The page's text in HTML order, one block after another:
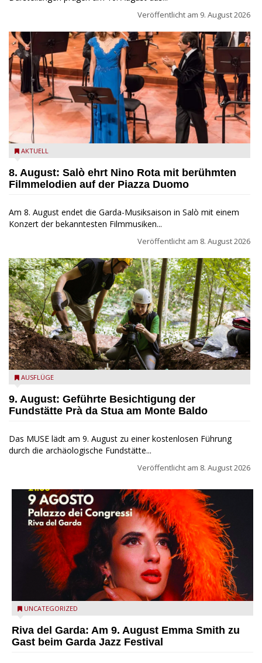
Veröffentlicht am 9. August 2026
Estate Musicale del Garda: Salò ehrt Nino Rota
AKTUELL
8. August: Salò ehrt Nino Rota mit berühmten
Filmmelodien auf der Piazza Duomo
Am 8. August endet die Garda-Musiksaison in Salò mit einem
Konzert der bekanntesten Filmmusiken...
Veröffentlicht am 8. August 2026
die archäologische Fundstätte Riparo Prà da Stua am Monte
AUSFLÜGE
9. August: Geführte Besichtigung der
Fundstätte Prà da Stua am Monte Baldo
Das MUSE lädt am 9. August zu einer kostenlosen Führung
durch die archäologische Fundstätte...
Veröffentlicht am 8. August 2026
Riva del Garda - Emma Smith zu Gast beim Garda Jazz
UNCATEGORIZED
Riva del Garda: Am 9. August Emma Smith zu
Gast beim Garda Jazz Festival